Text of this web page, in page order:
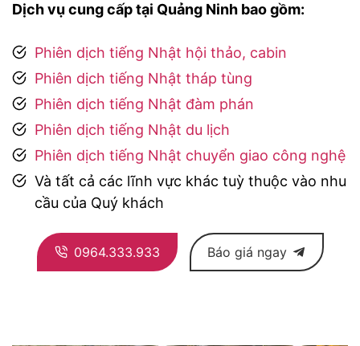
Dịch vụ cung cấp tại Quảng Ninh bao gồm:
Phiên dịch tiếng Nhật hội thảo, cabin
Phiên dịch tiếng Nhật tháp tùng
Phiên dịch tiếng Nhật đàm phán
Phiên dịch tiếng Nhật du lịch
Phiên dịch tiếng Nhật chuyển giao công nghệ
Và tất cả các lĩnh vực khác tuỳ thuộc vào nhu
cầu của Quý khách
0964.333.933 Báo giá ngay